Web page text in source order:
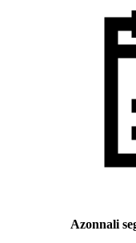
Azonnali